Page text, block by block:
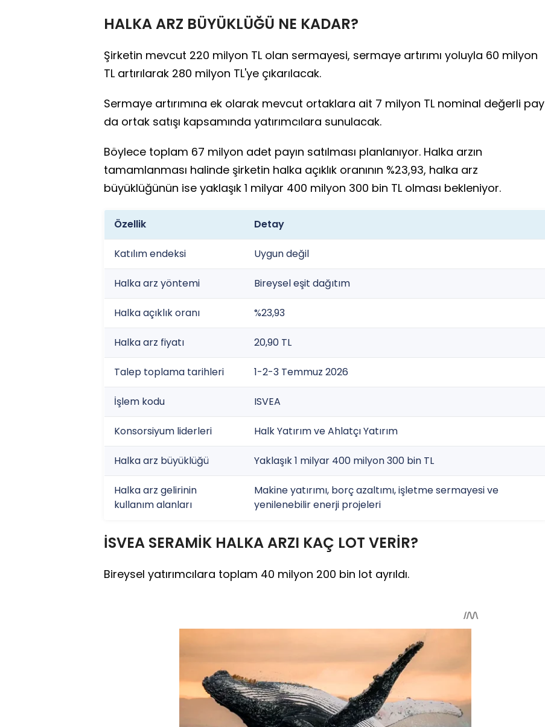
HALKA ARZ BÜYÜKLÜĞÜ NE KADAR?
Şirketin mevcut 220 milyon TL olan sermayesi, sermaye artırımı yoluyla 60 milyon
TL artırılarak 280 milyon TL'ye çıkarılacak.
Sermaye artırımına ek olarak mevcut ortaklara ait 7 milyon TL nominal değerli pay
da ortak satışı kapsamında yatırımcılara sunulacak.
Böylece toplam 67 milyon adet payın satılması planlanıyor. Halka arzın
tamamlanması halinde şirketin halka açıklık oranının %23,93, halka arz
büyüklüğünün ise yaklaşık 1 milyar 400 milyon 300 bin TL olması bekleniyor.
Özellik Detay
Katılım endeksi Uygun değil
Halka arz yöntemi Bireysel eşit dağıtım
Halka açıklık oranı %23,93
Halka arz fiyatı 20,90 TL
Talep toplama tarihleri 1-2-3 Temmuz 2026
İşlem kodu ISVEA
Konsorsiyum liderleri Halk Yatırım ve Ahlatçı Yatırım
Halka arz büyüklüğü Yaklaşık 1 milyar 400 milyon 300 bin TL
Halka arz gelirinin
kullanım alanları
Makine yatırımı, borç azaltımı, işletme sermayesi ve
yenilenebilir enerji projeleri
İSVEA SERAMİK HALKA ARZI KAÇ LOT VERİR?
Bireysel yatırımcılara toplam 40 milyon 200 bin lot ayrıldı.